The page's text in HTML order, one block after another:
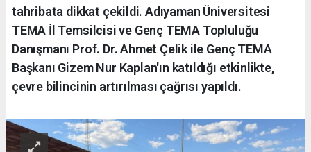
tahribata dikkat çekildi. Adıyaman Üniversitesi
TEMA İl Temsilcisi ve Genç TEMA Topluluğu
Danışmanı Prof. Dr. Ahmet Çelik ile Genç TEMA
Başkanı Gizem Nur Kaplan'ın katıldığı etkinlikte,
çevre bilincinin artırılması çağrısı yapıldı.